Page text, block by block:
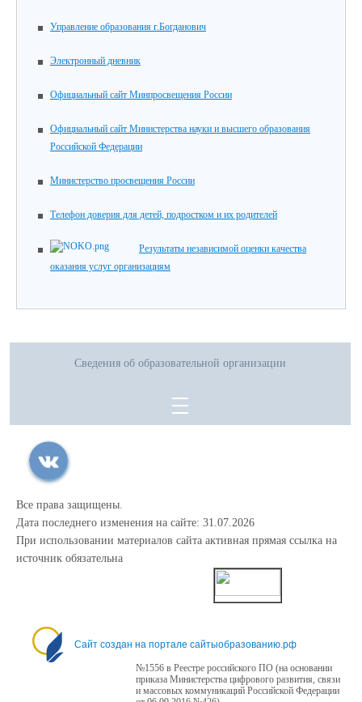
Управление образования г.Богданович
Электронный дневник
Официальный сайт Минпросвещения России
Официальный сайт Министерства науки и высшего образования
Российской Федерации
Министерство просвещения России
Телефон доверия для детей, подростком и их родителей
Результаты независимой оценки качества
оказания услуг организациям
Сведения об образовательной организации
Все права защищены.
Дата последнего изменения на сайте: 31.07.2026
При использовании материалов сайта активная прямая ссылка на
источник обязательна
Сайт создан на портале сайтыобразованию.рф
№1556 в Реестре российского ПО (на основании
приказа Министерства цифрового развития, связи
и массовых коммуникаций Российской Федерации